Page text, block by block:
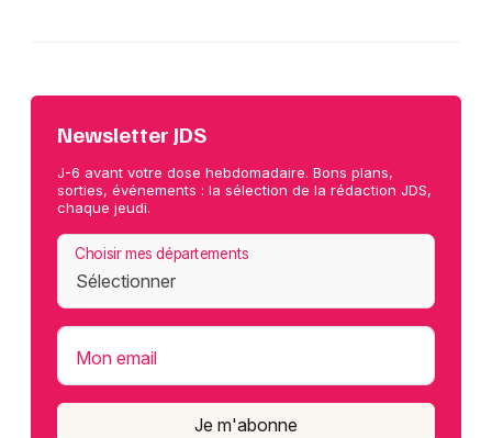
Newsletter JDS
J-6 avant votre dose hebdomadaire. Bons plans,
sorties, événements : la sélection de la rédaction JDS,
chaque jeudi.
Choisir mes départements
Mon email
Je m'abonne